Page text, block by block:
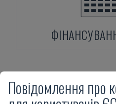
ПродуктиLBH
Повідомлення про